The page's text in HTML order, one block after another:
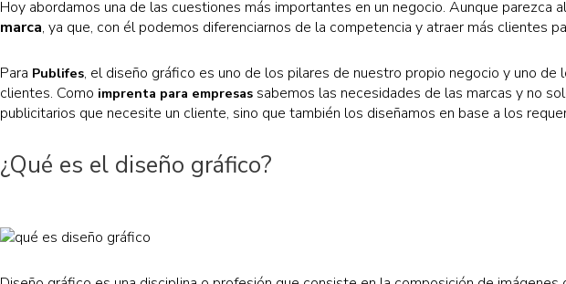
Hoy abordamos una de las cuestiones más importantes en un negocio. Aunque parezca
marca, ya que, con él podemos diferenciarnos de la competencia y atraer más clientes
Para Publifes, el diseño gráfico es uno de los pilares de nuestro propio negocio y uno
clientes. Como imprenta para empresassabemos las necesidades de las marcas y no
publicitarios que necesite un cliente, sino que también los diseñamos en base a los
¿Qué es el diseño gráfico?